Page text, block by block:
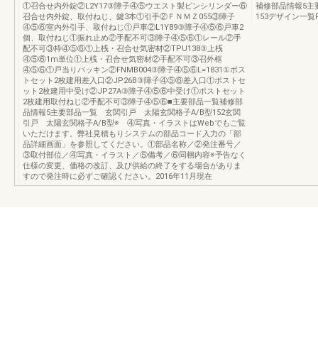
①召合せ内外錠②L2Y17③障子④⑤ウエスト製ピンシリンダー⑥
召合せ内外錠、取付ねじ、鍵3本①引手②ＦＮＭＺ055③障子
④⑤⑥室内外引手、取付ねじ①戸車②L1Y89③障子④⑤⑥戸車2
個、取付ねじ①振れ止め②手配不可③障子④⑤⑥①レール②手
配不可③枠④⑤⑥①上桟・召合せ気密材②TPU138③上桟
④⑤⑥1m単位①上桟・召合せ気密材②手配不可③召外框
④⑤⑥①戸当りパッキン②FNMB004③障子④⑤⑥L=1831①ポス
トセット2枚建用差入口②JP26B③障子④⑤⑥差入口①ポストセ
ット2枚建用中受け②JP27A③障子④⑤⑥中受け①ポストセット
2枚建用取付ねじ②手配不可③障子④⑤⑥■主要部品一覧補修部
品情報5主要部品一覧 玄関引戸 太陽玄関格子A/B型152玄関
引戸 太陽玄関格子A/B型※ ④写真・イラストはWebでもご覧
いただけます。弊社見積もりシステムの部品コード入力の「部
品詳細画面」を参照してください。①部品名称／②発注番号／
③取付部位／④写真・イラスト／⑤備考／⑥同梱内容※予告なく
仕様の変更、価格の改訂、及び供給の終了をする場合がありま
すので発注時に必ずご確認ください。2016年11月現在
補修部品情報5
153デザイン一覧